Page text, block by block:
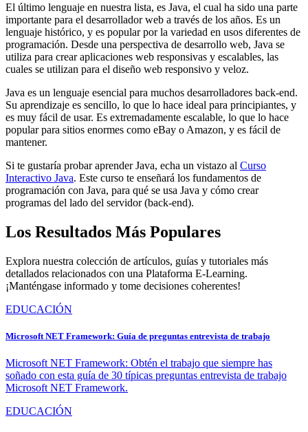
El último lenguaje en nuestra lista, es Java, el cual ha sido una parte
importante para el desarrollador web a través de los años. Es un
lenguaje histórico, y es popular por la variedad en usos diferentes de
programación. Desde una perspectiva de desarrollo web, Java se
utiliza para crear aplicaciones web responsivas y escalables, las
cuales se utilizan para el diseño web responsivo y veloz.
Java es un lenguaje esencial para muchos desarrolladores back-end.
Su aprendizaje es sencillo, lo que lo hace ideal para principiantes, y
es muy fácil de usar. Es extremadamente escalable, lo que lo hace
popular para sitios enormes como eBay o Amazon, y es fácil de
mantener.
Si te gustaría probar aprender Java, echa un vistazo al Curso
Interactivo Java. Este curso te enseñará los fundamentos de
programación con Java, para qué se usa Java y cómo crear
programas del lado del servidor (back-end).
Los Resultados Más Populares
Explora nuestra colección de artículos, guías y tutoriales más
detallados relacionados con una Plataforma E-Learning.
¡Manténgase informado y tome decisiones coherentes!
EDUCACIÓN
Microsoft NET Framework: Guía de preguntas entrevista de trabajo
Microsoft NET Framework: Obtén el trabajo que siempre has
soñado con esta guía de 30 típicas preguntas entrevista de trabajo
Microsoft NET Framework.
EDUCACIÓN